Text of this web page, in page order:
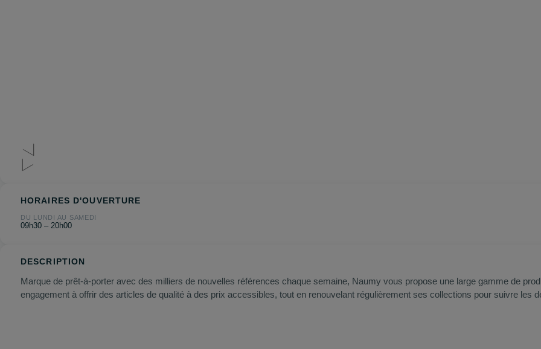
HORAIRES D'OUVERTURE
DU LUNDI AU SAMEDI
09h30 – 20h00
DESCRIPTION
Marque de prêt-à-porter avec des milliers de nouvelles références chaque semaine, Naumy vous propose une large gamme de
engagement à offrir des articles de qualité à des prix accessibles, tout en renouvelant régulièrement ses collections pour suivre les